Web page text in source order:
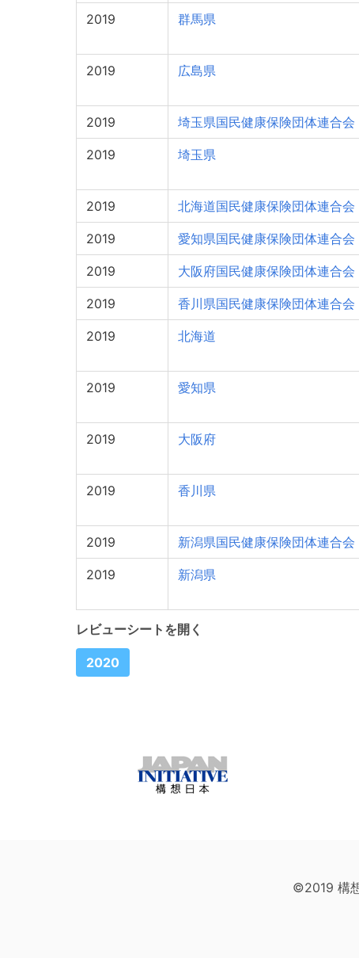
2019 群馬県
2019 広島県
2019 埼玉県国民健康保険団体連合会
2019 埼玉県
2019 北海道国民健康保険団体連合会
2019 愛知県国民健康保険団体連合会
2019 大阪府国民健康保険団体連合会
2019 香川県国民健康保険団体連合会
2019 北海道
2019 愛知県
2019 大阪府
2019 香川県
2019 新潟県国民健康保険団体連合会
2019 新潟県
レビューシートを開く
2020
©2019 構